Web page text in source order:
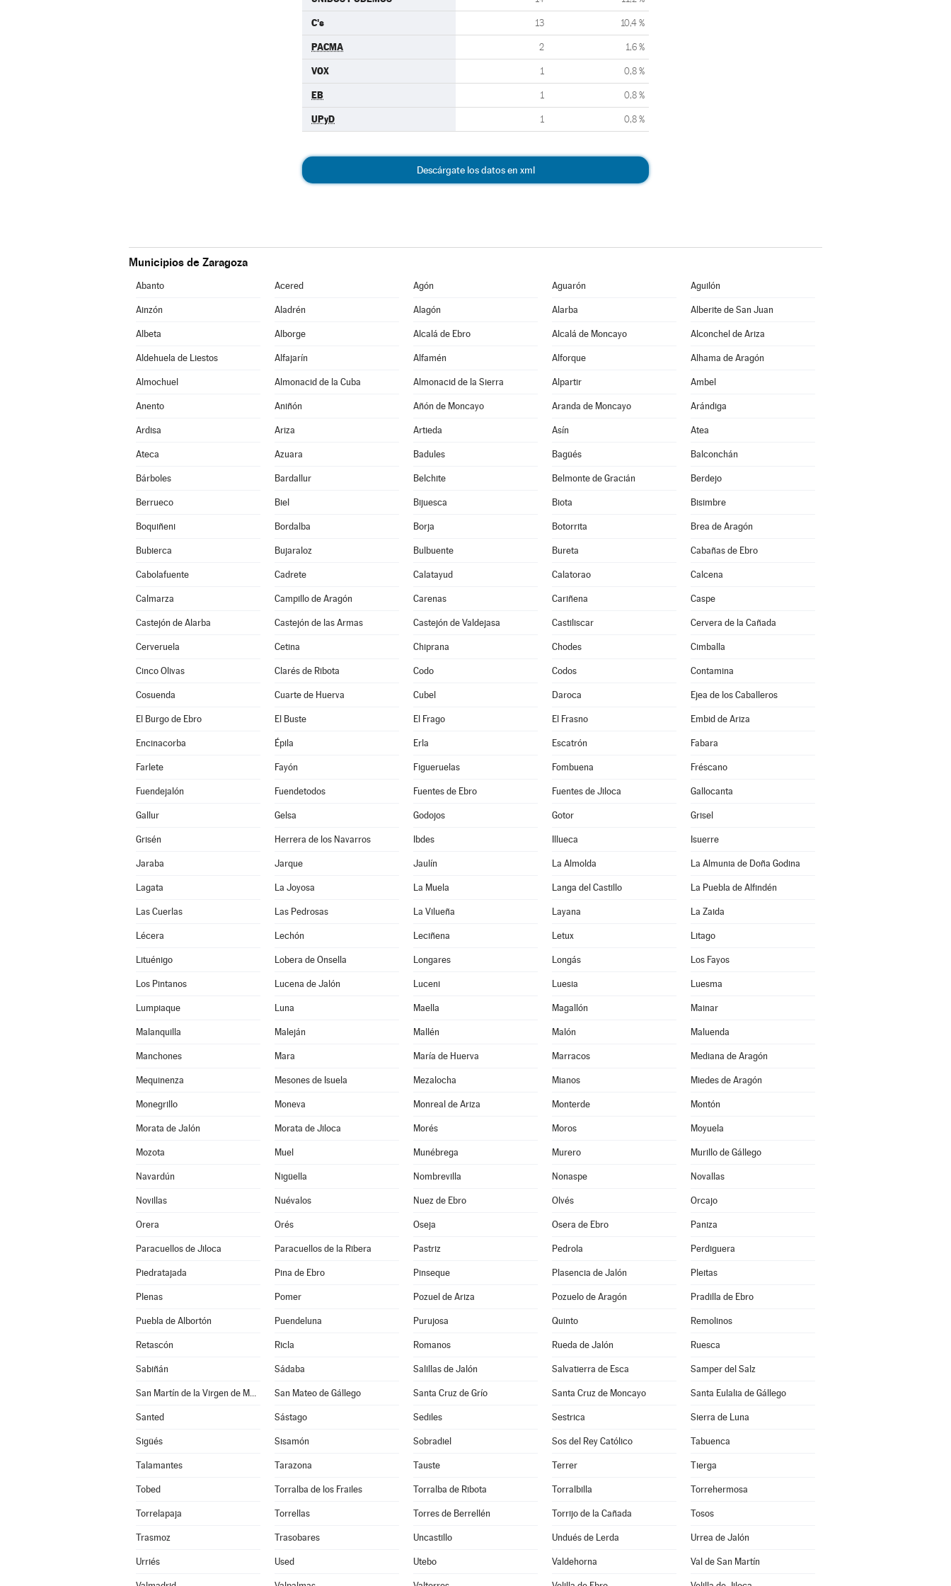
C's 13 10,4 %
PACMA 2 1,6 %
VOX 1 0,8 %
EB 1 0,8 %
UPyD 1 0,8 %
Descárgate los datos en xml
Municipios de Zaragoza
Abanto Acered Agón Aguarón Aguilón
Ainzón Aladrén Alagón Alarba Alberite de San Juan
Albeta Alborge Alcalá de Ebro Alcalá de Moncayo Alconchel de Ariza
Aldehuela de Liestos Alfajarín Alfamén Alforque Alhama de Aragón
Almochuel Almonacid de la Cuba Almonacid de la Sierra Alpartir Ambel
Anento Aniñón Añón de Moncayo Aranda de Moncayo Arándiga
Ardisa Ariza Artieda Asín Atea
Ateca Azuara Badules Bagüés Balconchán
Bárboles Bardallur Belchite Belmonte de Gracián Berdejo
Berrueco Biel Bijuesca Biota Bisimbre
Boquiñeni Bordalba Borja Botorrita Brea de Aragón
Bubierca Bujaraloz Bulbuente Bureta Cabañas de Ebro
Cabolafuente Cadrete Calatayud Calatorao Calcena
Calmarza Campillo de Aragón Carenas Cariñena Caspe
Castejón de Alarba Castejón de las Armas Castejón de Valdejasa Castiliscar Cervera de la Cañada
Cerveruela Cetina Chiprana Chodes Cimballa
Cinco Olivas Clarés de Ribota Codo Codos Contamina
Cosuenda Cuarte de Huerva Cubel Daroca Ejea de los Caballeros
El Burgo de Ebro El Buste El Frago El Frasno Embid de Ariza
Encinacorba Épila Erla Escatrón Fabara
Farlete Fayón Figueruelas Fombuena Fréscano
Fuendejalón Fuendetodos Fuentes de Ebro Fuentes de Jiloca Gallocanta
Gallur Gelsa Godojos Gotor Grisel
Grisén Herrera de los Navarros Ibdes Illueca Isuerre
Jaraba Jarque Jaulín La Almolda La Almunia de Doña Godina
Lagata La Joyosa La Muela Langa del Castillo La Puebla de Alfindén
Las Cuerlas Las Pedrosas La Vilueña Layana La Zaida
Lécera Lechón Leciñena Letux Litago
Lituénigo Lobera de Onsella Longares Longás Los Fayos
Los Pintanos Lucena de Jalón Luceni Luesia Luesma
Lumpiaque Luna Maella Magallón Mainar
Malanquilla Maleján Mallén Malón Maluenda
Manchones Mara María de Huerva Marracos Mediana de Aragón
Mequinenza Mesones de Isuela Mezalocha Mianos Miedes de Aragón
Monegrillo Moneva Monreal de Ariza Monterde Montón
Morata de Jalón Morata de Jiloca Morés Moros Moyuela
Mozota Muel Munébrega Murero Murillo de Gállego
Navardún Nigüella Nombrevilla Nonaspe Novallas
Novillas Nuévalos Nuez de Ebro Olvés Orcajo
Orera Orés Oseja Osera de Ebro Paniza
Paracuellos de Jiloca Paracuellos de la Ribera Pastriz Pedrola Perdiguera
Piedratajada Pina de Ebro Pinseque Plasencia de Jalón Pleitas
Plenas Pomer Pozuel de Ariza Pozuelo de Aragón Pradilla de Ebro
Puebla de Albortón Puendeluna Purujosa Quinto Remolinos
Retascón Ricla Romanos Rueda de Jalón Ruesca
Sabiñán Sádaba Salillas de Jalón Salvatierra de Esca Samper del Salz
San Martín de la Virgen de Moncayo San Mateo de Gállego Santa Cruz de Grío Santa Cruz de Moncayo Santa Eulalia de Gállego
Santed Sástago Sediles Sestrica Sierra de Luna
Sigüés Sisamón Sobradiel Sos del Rey Católico Tabuenca
Talamantes Tarazona Tauste Terrer Tierga
Tobed Torralba de los Frailes Torralba de Ribota Torralbilla Torrehermosa
Torrelapaja Torrellas Torres de Berrellén Torrijo de la Cañada Tosos
Trasmoz Trasobares Uncastillo Undués de Lerda Urrea de Jalón
Urriés Used Utebo Valdehorna Val de San Martín